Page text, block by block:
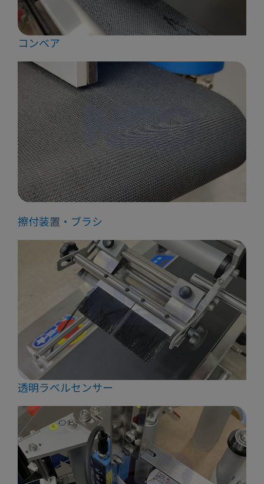
コンベア
擦付装置・ブラシ
透明ラベルセンサー